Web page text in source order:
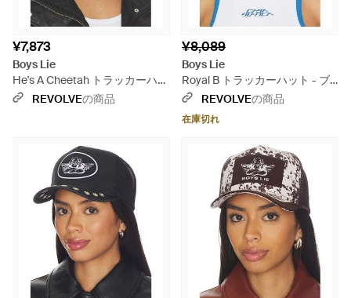
¥7,873
Boys Lie
He's A Cheetah トラッカーハッ
ト - ブラック
REVOLVEの商品
¥8,089
Boys Lie
Royal B トラッカーハット - ブ
ルーREVOLVEの商品
在庫切れ